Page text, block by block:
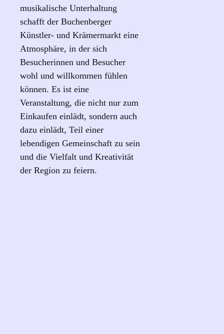
musikalische Unterhaltung
schafft der Buchenberger
Künstler- und Krämermarkt eine
Atmosphäre, in der sich
Besucherinnen und Besucher
wohl und willkommen fühlen
können. Es ist eine
Veranstaltung, die nicht nur zum
Einkaufen einlädt, sondern auch
dazu einlädt, Teil einer
lebendigen Gemeinschaft zu sein
und die Vielfalt und Kreativität
der Region zu feiern.